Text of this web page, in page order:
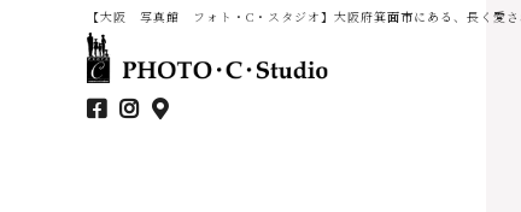
【大阪 写真館 フォト・C・スタジオ】大阪府箕面市にある、長く愛